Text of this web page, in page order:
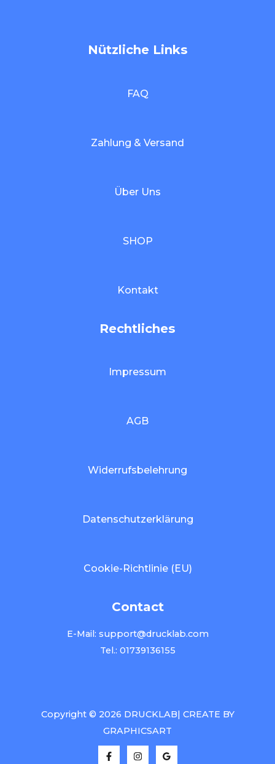
Nützliche Links
FAQ
Zahlung & Versand
Über Uns
SHOP
Kontakt
Rechtliches
Impressum
AGB
Widerrufsbelehrung
Datenschutzerklärung
Cookie-Richtlinie (EU)
Contact
E-Mail: support@drucklab.com
Tel.: 01739136155
Copyright © 2026 DRUCKLAB| CREATE BY
GRAPHICSART